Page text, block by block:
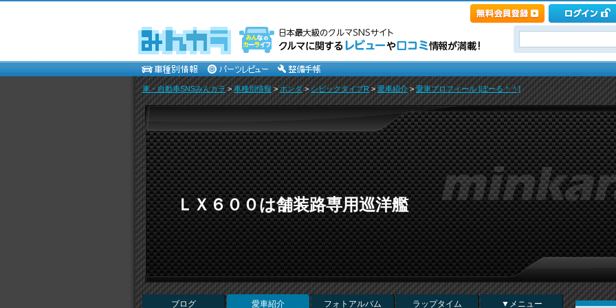
車・自動車SNSみんカラ > 車種別情報>ホンダ> シビックタイプR > 愛車紹介>愛車プロフィール [ぽーる＾＾]
ＬＸ６００は舗装路専用巡洋艦
ブログ 愛車紹介 フォトアルバム ラップタイム ▼メニュー